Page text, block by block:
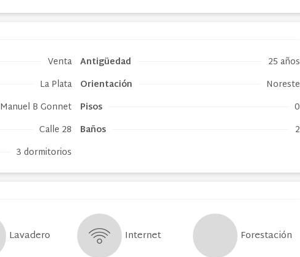
Venta
La Plata
Manuel B Gonnet
Calle 28
3 dormitorios
Antigüedad
25 años
Orientación
Noreste
Pisos
0
Baños
2
Lavadero Internet Forestación